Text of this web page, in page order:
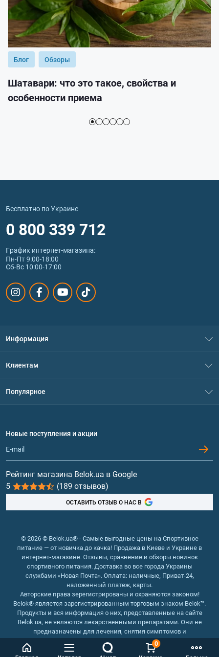
0
Блог Обзоры
Шатавари: что это такое, свойства и
особенности приема
Бесплатно по Украине
0 800 339 712
График интернет‑магазина:
Пн-Пт 9:00-18:00
Сб-Вс 10:00-17:00
Информация
Политика конфиденциальности
Обмен и возврат
Клиентам
Популярное
Протеин
Гейнеры
Витамины и минералы
Рыбий жир, жирные кислоты
Новые поступления и акции
Рейтинг магазина Belok.ua в Google
5
(189 отзывов)
ОСТАВИТЬ ОТЗЫВ О НАС В
© 2026 © Belok.ua® - Самые выгодные цены на Спортивное
питание — от новичка до качка! Продажа в Киеве и Украине в
интернет-магазине. Отзывы, сравнение и обзоры новинок
спортивного питания. Доставка во все города Украины
службами «Новая Почта». Оплата: наличные, Приват-24,
наложенный платеж, карты.
Авторские права зерегистрированы и охраняются законом!
Belok® является зарегистрированным торговым знаком Belok™.
Продукты и вся информация о них, представленные на сайте
Belok.ua, не являются лекарственными препаратами. Они не
предназначены для лечения, снятия симптомов и
предотвращения болезней.
Интернет магазин Belok.ua
››Интернет магазин спортивного